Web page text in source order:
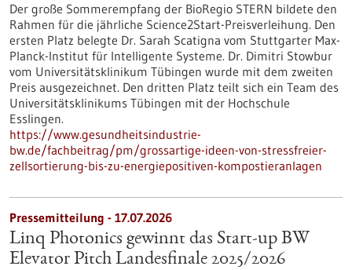
Der große Sommerempfang der BioRegio STERN bildete den
Rahmen für die jährliche Science2Start-Preisverleihung. Den
ersten Platz belegte Dr. Sarah Scatigna vom Stuttgarter Max-
Planck-Institut für Intelligente Systeme. Dr. Dimitri Stowbur
vom Universitätsklinikum Tübingen wurde mit dem zweiten
Preis ausgezeichnet. Den dritten Platz teilt sich ein Team des
Universitätsklinikums Tübingen mit der Hochschule
Esslingen.
https://www.gesundheitsindustrie-
bw.de/fachbeitrag/pm/grossartige-ideen-von-stressfreier-
zellsortierung-bis-zu-energiepositiven-kompostieranlagen
Pressemitteilung - 17.07.2026
Linq Photonics gewinnt das Start-up BW
Elevator Pitch Landesfinale 2025/2026